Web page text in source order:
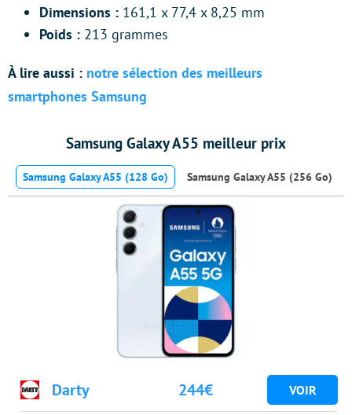
Dimensions : 161,1 x 77,4 x 8,25 mm
Poids : 213 grammes
À lire aussi : notre sélection des meilleurs
smartphones Samsung
Samsung Galaxy A55 meilleur prix
Samsung Galaxy A55 (128 Go) Samsung Galaxy A55 (256 Go)
Darty 244€